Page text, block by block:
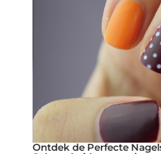
Ontdek de Perfecte